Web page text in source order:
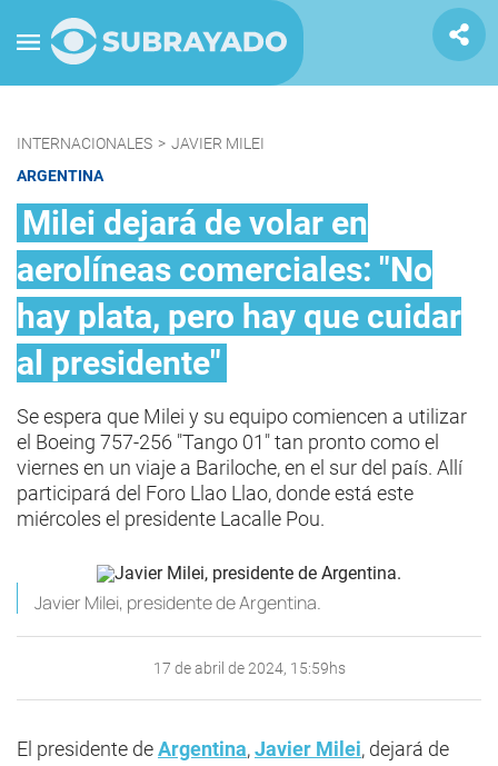
INTERNACIONALES > JAVIER MILEI
ARGENTINA
Milei dejará de volar en
aerolíneas comerciales: "No
hay plata, pero hay que cuidar
al presidente"
Se espera que Milei y su equipo comiencen a utilizar
el Boeing 757-256 "Tango 01" tan pronto como el
viernes en un viaje a Bariloche, en el sur del país. Allí
participará del Foro Llao Llao, donde está este
miércoles el presidente Lacalle Pou.
Javier Milei, presidente de Argentina.
17 de abril de 2024, 15:59hs
El presidente deArgentina,Javier Milei, dejará de